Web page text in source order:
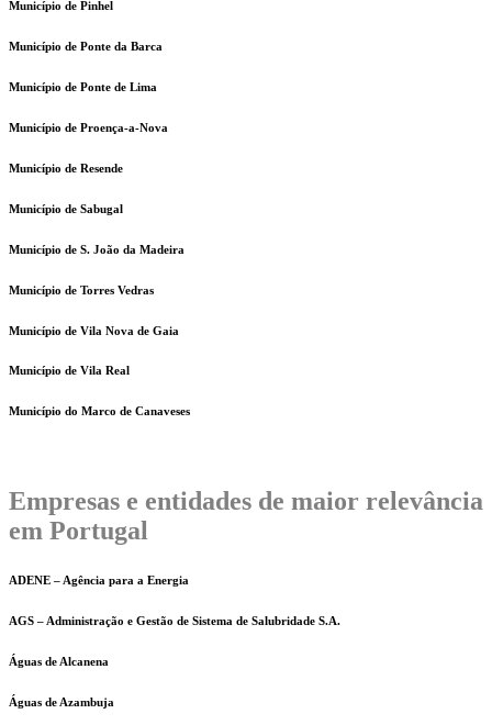
Município de Pinhel
Município de Ponte da Barca
Município de Ponte de Lima
Município de Proença-a-Nova
Município de Resende
Município de Sabugal
Município de S. João da Madeira
Município de Torres Vedras
Município de Vila Nova de Gaia
Município de Vila Real
Município do Marco de Canaveses
Empresas e entidades de maior relevância
em Portugal
ADENE – Agência para a Energia
AGS – Administração e Gestão de Sistema de Salubridade S.A.
Águas de Alcanena
Águas de Azambuja